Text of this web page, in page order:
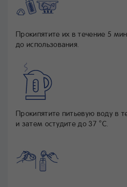
Прокипятите их в течение 5
до использования.
Прокипятите питьевую воду в
и затем остудите до 37 °С.